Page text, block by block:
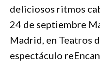
deliciosos ritmos
24 de septiembre
Madrid, en Teatros
espectáculo